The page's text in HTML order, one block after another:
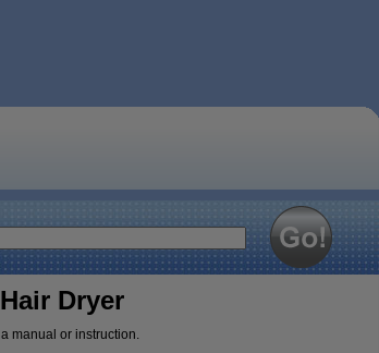
Dryer
manual or instruction.